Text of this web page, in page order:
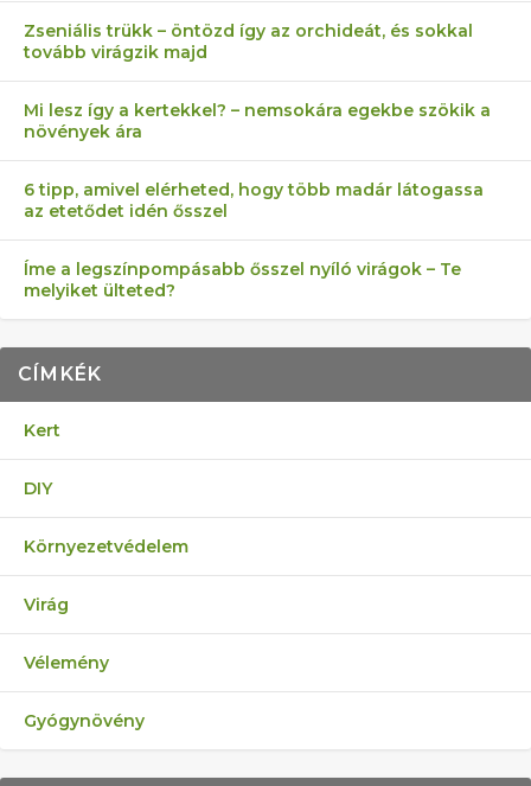
Zseniális trükk – öntözd így az orchideát, és sokkal
tovább virágzik majd
Mi lesz így a kertekkel? – nemsokára egekbe szökik a
növények ára
6 tipp, amivel elérheted, hogy több madár látogassa
az etetődet idén ősszel
Íme a legszínpompásabb ősszel nyíló virágok – Te
melyiket ülteted?
CÍMKÉK
Kert
DIY
Környezetvédelem
Virág
Vélemény
Gyógynövény